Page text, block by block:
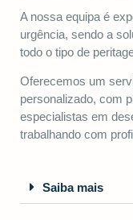
A nossa equipa é
urgência, sendo a
todo o tipo de
Oferecemos um
personalizado, com
especialistas em
trabalhando com
Saiba mais